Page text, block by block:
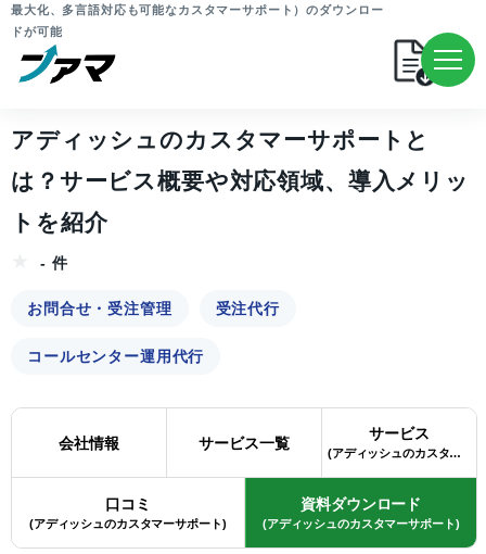
最大化、多言語対応も可能なカスタマーサポート）のダウンロー
ドが可能
アディッシュのカスタマーサポートと
は？サービス概要や対応領域、導入メリッ
トを紹介
- 件
お問合せ・受注管理 受注代行
コールセンター運用代行
会社情報 サービス一覧
サービス
(アディッシュのカスタマーサポート)
口コミ
(アディッシュのカスタマーサポート)
資料ダウンロード
(アディッシュのカスタマーサポート)